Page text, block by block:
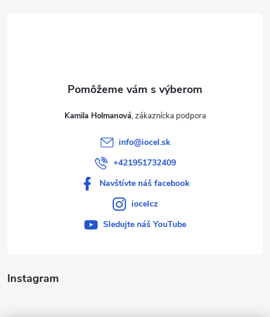
Instagram
Kamila Holmanová
info@iocel.sk
+421951732409
Navštívte náš facebook
iocelcz
Sledujte náš YouTube